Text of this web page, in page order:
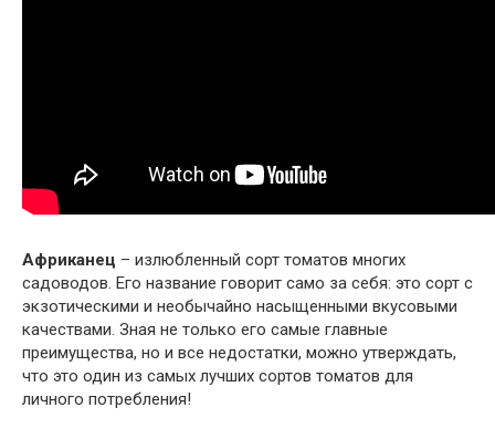
Африканец – излюбленный сорт томатов многих
садоводов. Его название говорит само за себя: это сорт с
экзотическими и необычайно насыщенными вкусовыми
качествами. Зная не только его самые главные
преимущества, но и все недостатки, можно утверждать,
что это один из самых лучших сортов томатов для
личного потребления!